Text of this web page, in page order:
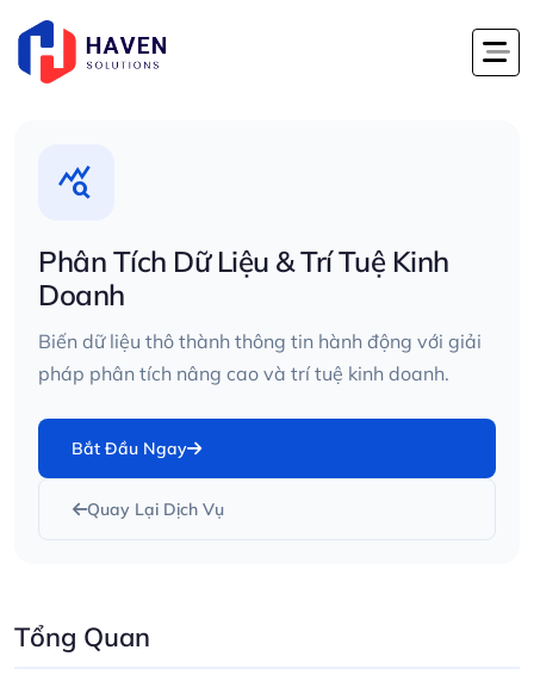
Trang Chủ Phân Tích Dữ Liệu & Trí Tuệ Kinh Doanh
Phân Tích Dữ Liệu & Trí Tuệ Kinh Doanh
query_stats
Phân Tích Dữ Liệu & Trí Tuệ Kinh
Doanh
Biến dữ liệu thô thành thông tin hành động với giải
pháp phân tích nâng cao và trí tuệ kinh doanh.
Bắt Đầu Ngay
Quay Lại Dịch Vụ
Tổng Quan